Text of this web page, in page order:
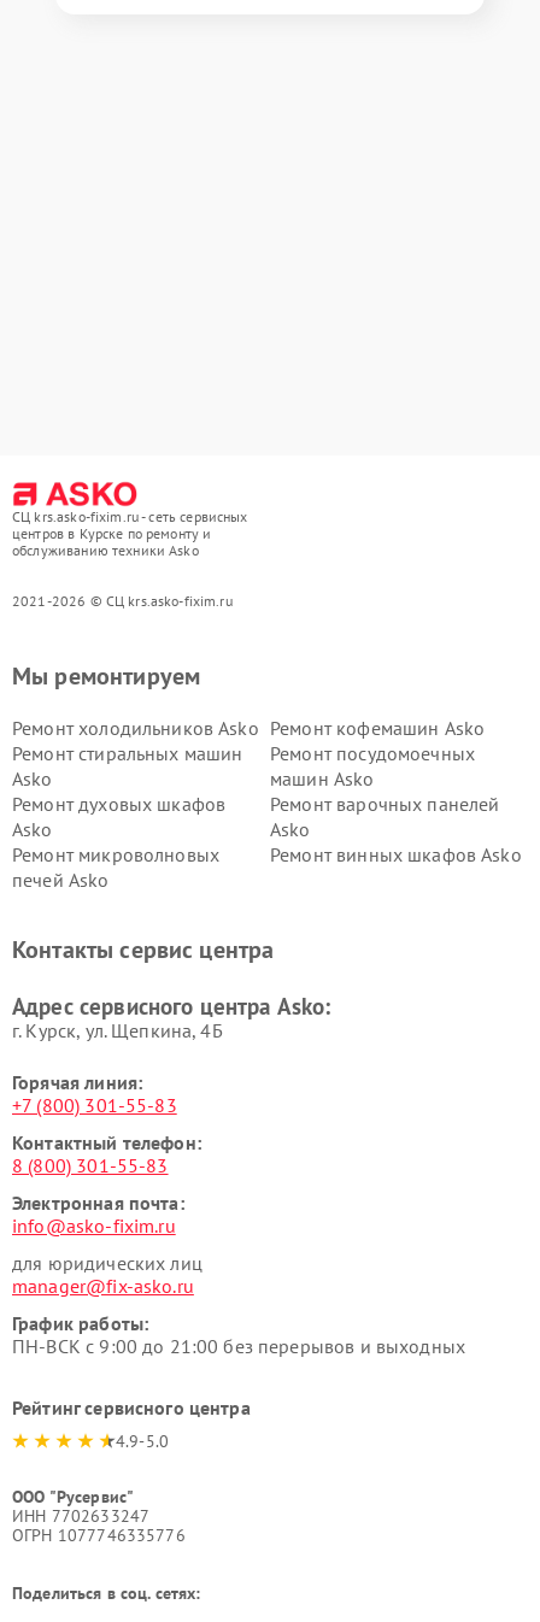
СЦ krs.asko-fixim.ru - сеть сервисных
центров в Курске по ремонту и
обслуживанию техники Asko
2021-2026 © СЦ krs.asko-fixim.ru
Мы ремонтируем
Ремонт холодильников Asko Ремонт кофемашин Asko
Ремонт стиральных машин
Asko
Ремонт посудомоечных
машин Asko
Ремонт духовых шкафов
Asko
Ремонт варочных панелей
Asko
Ремонт микроволновых
печей Asko
Ремонт винных шкафов Asko
Ремонт подогревателей
Ремонт промышленных
Asko
Контакты сервис центра
Адрес сервисного центра Asko:
г. Курск, ул. Щепкина, 4Б
Горячая линия:
+7 (800) 301-55-83
Контактный телефон:
8 (800) 301-55-83
Электронная почта:
info@asko-fixim.ru
для юридических лиц
manager@fix-asko.ru
График работы:
ПН-ВСК с 9:00 до 21:00 без перерывов и выходных
Рейтинг сервисного центра
4.9-5.0
ООО "Русервис"
ИНН 7702633247
ОГРН 1077746335776
Поделиться в соц. сетях: